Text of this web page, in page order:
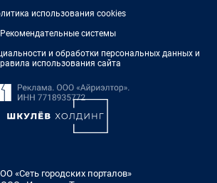
использования cookies
Рекомендательные системы
и обработки персональных данных и
использования сайта
«Сеть городских порталов»